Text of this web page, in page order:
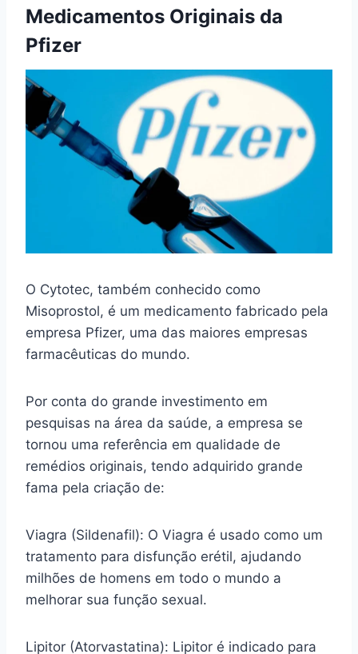
Medicamentos Originais da
Pfizer
O Cytotec, também conhecido como
Misoprostol, é um medicamento fabricado pela
empresa Pfizer, uma das maiores empresas
farmacêuticas do mundo.
Por conta do grande investimento em
pesquisas na área da saúde, a empresa se
tornou uma referência em qualidade de
remédios originais, tendo adquirido grande
fama pela criação de:
Viagra (Sildenafil): O Viagra é usado como um
tratamento para disfunção erétil, ajudando
milhões de homens em todo o mundo a
melhorar sua função sexual.
Lipitor (Atorvastatina): Lipitor é indicado para